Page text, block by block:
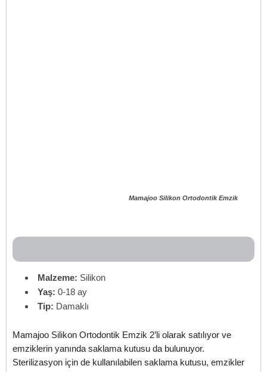
Mamajoo Silikon Ortodontik Emzik
Malzeme: Silikon
Yaş: 0-18 ay
Tip: Damaklı
Mamajoo Silikon Ortodontik Emzik 2’li olarak satılıyor ve
emziklerin yanında saklama kutusu da bulunuyor.
Sterilizasyon için de kullanılabilen saklama kutusu, emzikler